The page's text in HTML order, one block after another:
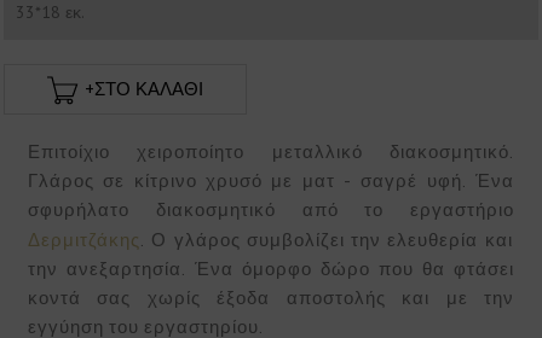
33*18 εκ.
+ΣΤΟ ΚΑΛΑΘΙ
Επιτοίχιο χειροποίητο μεταλλικό διακοσμητικό.
Γλάρος σε κίτρινο χρυσό με ματ - σαγρέ υφή. Ένα
σφυρήλατο διακοσμητικό από το εργαστήριο
Δερμιτζάκης . Ο γλάρος συμβολίζει την ελευθερία και
την ανεξαρτησία. Ένα όμορφο δώρο που θα φτάσει
κοντά σας χωρίς έξοδα αποστολής και με την
εγγύηση του εργαστηρίου.